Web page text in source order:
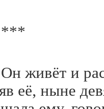
***
Он живёт и
её, ныне